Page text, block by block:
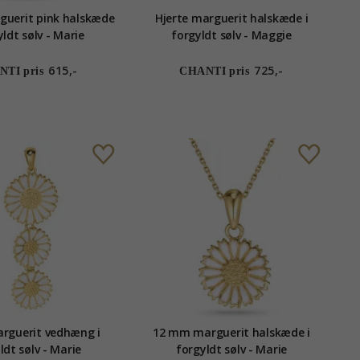
pink halskæde
sølv - Marie
pris 615,-
Hjerte marguerit halskæde i
forgyldt sølv - Maggie
CHANTI pris 725,-
vedhæng i
sølv - Marie
12 mm marguerit halskæde i
forgyldt sølv - Marie